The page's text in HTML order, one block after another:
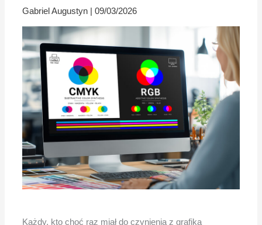
Gabriel Augustyn 09/03/2026
Każdy, kto choć raz miał do czynienia z grafiką